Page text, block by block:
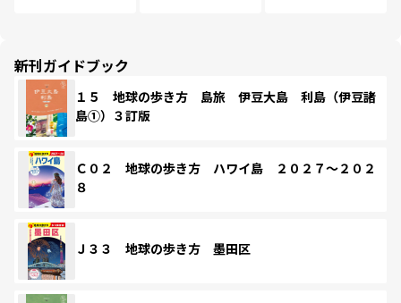
新刊ガイドブック
１５ 地球の歩き方 島旅 伊豆大島 利島（伊豆諸
島①）３訂版
Ｃ０２ 地球の歩き方 ハワイ島 ２０２７～２０２
８
Ｊ３３ 地球の歩き方 墨田区